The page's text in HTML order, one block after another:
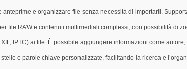
e organizzare file senza necessità di importarli.
file RAW e contenuti multimediali complessi, con possibilità di
IPTC) ai file. È possibile aggiungere informazioni come
e parole chiave personalizzate, facilitando la ricerca e